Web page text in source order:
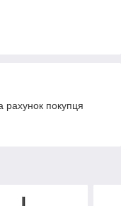
рахунок покупця